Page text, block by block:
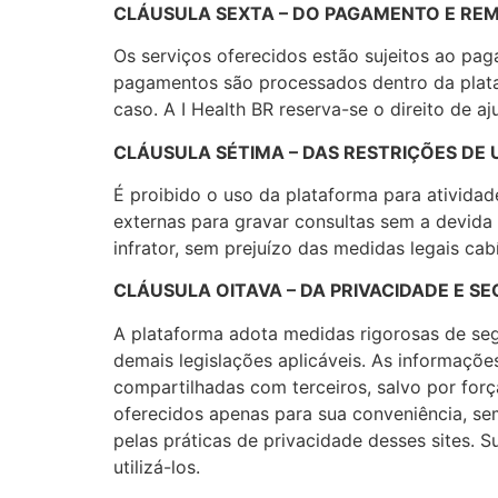
CLÁUSULA SEXTA – DO PAGAMENTO E
Os serviços oferecidos estão sujeitos ao
pagamentos são processados dentro da
caso. A I Health BR reserva-se o direito de
CLÁUSULA SÉTIMA – DAS RESTRIÇÕES DE
É proibido o uso da plataforma para
externas para gravar consultas sem a
infrator, sem prejuízo das medidas legais
CLÁUSULA OITAVA – DA PRIVACIDADE E
A plataforma adota medidas rigorosas de
demais legislações aplicáveis. As
compartilhadas com terceiros, salvo por
oferecidos apenas para sua conveniência,
pelas práticas de privacidade desses sites.
utilizá-los.